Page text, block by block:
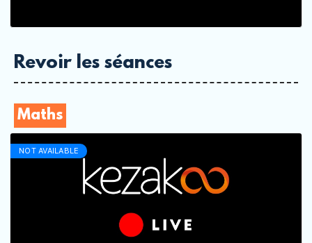
Revoir les séances
Maths
NOT AVAILABLE